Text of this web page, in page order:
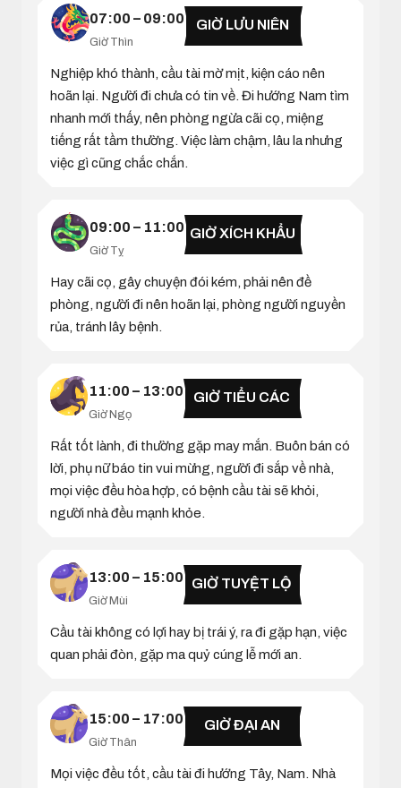
07:00 – 09:00
Giờ Thìn
GIỜ LƯU NIÊN
Nghiệp khó thành, cầu tài mờ mịt, kiện cáo nên
hoãn lại. Người đi chưa có tin về. Đi hướng Nam tìm
nhanh mới thấy, nên phòng ngừa cãi cọ, miệng
tiếng rất tầm thường. Việc làm chậm, lâu la nhưng
việc gì cũng chắc chắn.
09:00 – 11:00
Giờ Tỵ
GIỜ XÍCH KHẨU
Hay cãi cọ, gây chuyện đói kém, phải nên đề
phòng, người đi nên hoãn lại, phòng người nguyền
rủa, tránh lây bệnh.
11:00 – 13:00
Giờ Ngọ
GIỜ TIỂU CÁC
Rất tốt lành, đi thường gặp may mắn. Buôn bán có
lời, phụ nữ báo tin vui mừng, người đi sắp về nhà,
mọi việc đều hòa hợp, có bệnh cầu tài sẽ khỏi,
người nhà đều mạnh khỏe.
13:00 – 15:00
Giờ Mùi
GIỜ TUYỆT LỘ
Cầu tài không có lợi hay bị trái ý, ra đi gặp hạn, việc
quan phải đòn, gặp ma quỷ cúng lễ mới an.
15:00 – 17:00
Giờ Thân
GIỜ ĐẠI AN
Mọi việc đều tốt, cầu tài đi hướng Tây, Nam. Nhà